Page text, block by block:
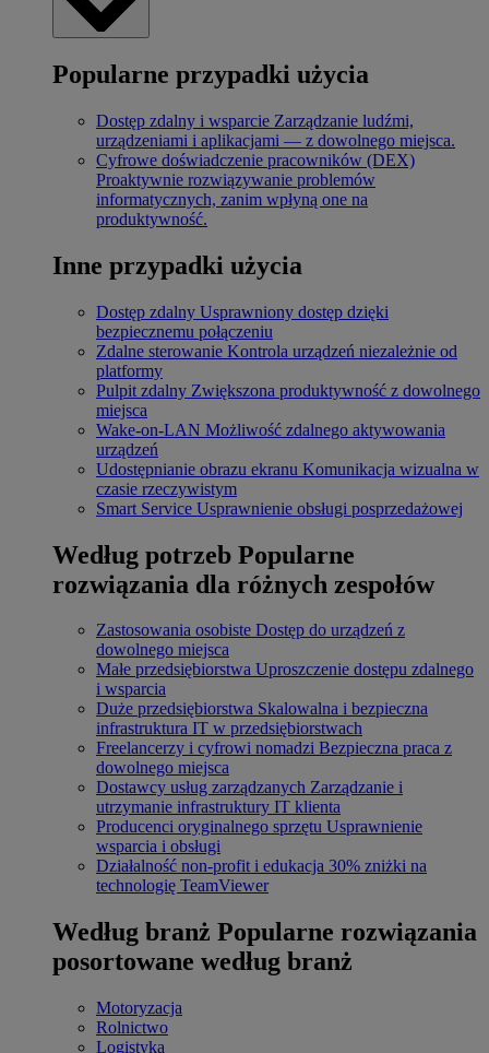
Popularne przypadki użycia
Dostęp zdalny i wsparcie Zarządzanie ludźmi,
urządzeniami i aplikacjami — z dowolnego miejsca.
Cyfrowe doświadczenie pracowników (DEX)
Proaktywnie rozwiązywanie problemów
informatycznych, zanim wpłyną one na
produktywność.
Inne przypadki użycia
Dostęp zdalny Usprawniony dostęp dzięki
bezpiecznemu połączeniu
Zdalne sterowanie Kontrola urządzeń niezależnie od
platformy
Pulpit zdalny Zwiększona produktywność z dowolnego
miejsca
Wake-on-LAN Możliwość zdalnego aktywowania
urządzeń
Udostępnianie obrazu ekranu Komunikacja wizualna w
czasie rzeczywistym
Smart Service Usprawnienie obsługi posprzedażowej
Według potrzeb Popularne
rozwiązania dla różnych zespołów
Zastosowania osobiste Dostęp do urządzeń z
dowolnego miejsca
Małe przedsiębiorstwa Uproszczenie dostępu zdalnego
i wsparcia
Duże przedsiębiorstwa Skalowalna i bezpieczna
infrastruktura IT w przedsiębiorstwach
Freelancerzy i cyfrowi nomadzi Bezpieczna praca z
dowolnego miejsca
Dostawcy usług zarządzanych Zarządzanie i
utrzymanie infrastruktury IT klienta
Producenci oryginalnego sprzętu Usprawnienie
wsparcia i obsługi
Działalność non-profit i edukacja 30% zniżki na
technologię TeamViewer
Według branż Popularne rozwiązania
posortowane według branż
Motoryzacja
Rolnictwo
Logistyka